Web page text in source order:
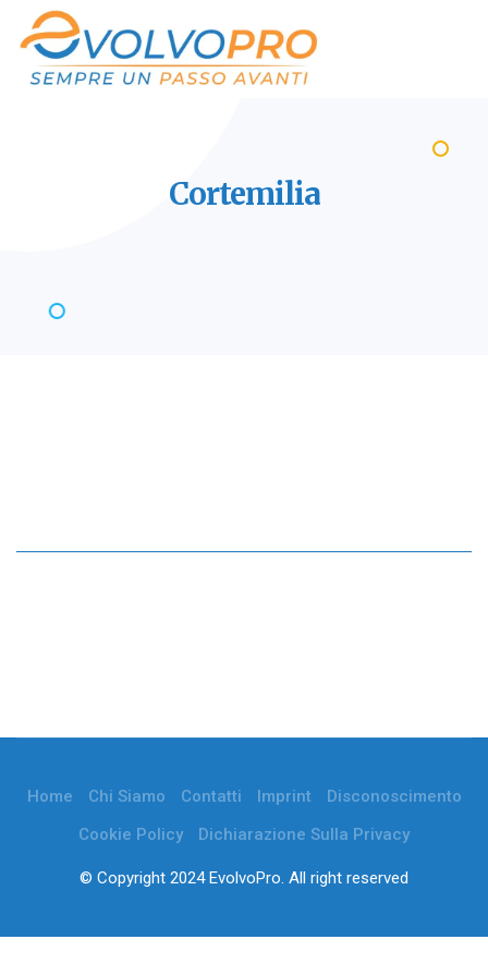
Cortemilia
Home Chi Siamo Contatti Imprint
Disconoscimento
Cookie Policy
Dichiarazione Sulla Privacy
© Copyright 2024 EvolvoPro. All right reserved